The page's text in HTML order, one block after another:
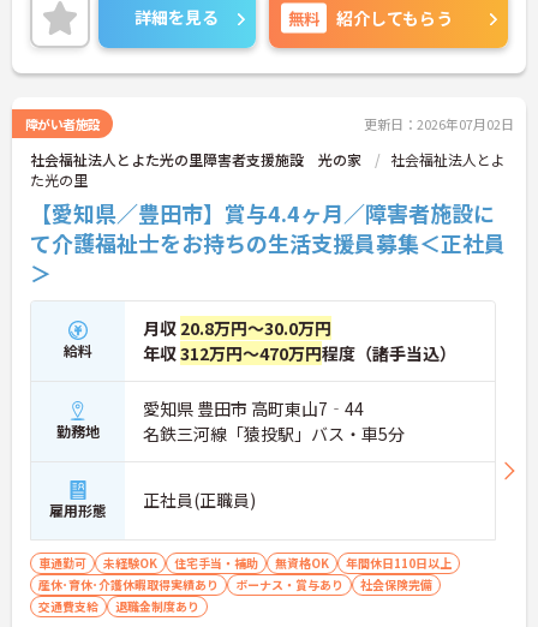
ご興味のある方には、面接対策ポイントなど、さら
に詳細をお話しいたしますのでお気軽にご相談くだ
さい！
詳細を見る 無料 紹介してもらう
障がい者施設 更新日：2026年07月02日
社会福祉法人とよた光の里障害者支援施設 光の家
社会福祉法人とよ
た光の里
【愛知県／豊田市】賞与4.4ヶ月／障害者施設に
て介護福祉士をお持ちの生活支援員募集＜正社員
＞
給料
月収 20.8万円～30.0万円
年収312万円～470万円程度（諸手当込）
勤務地
愛知県 豊田市 高町東山7‐44
名鉄三河線「猿投駅」バス・車5分
雇用形態 正社員(正職員)
車通勤可 未経験OK 住宅手当・補助 無資格OK
年間休日110日以上
産休･育休･介護休暇取得実績あり
ボーナス・賞与あり
社会保険完備
交通費支給
退職金制度あり